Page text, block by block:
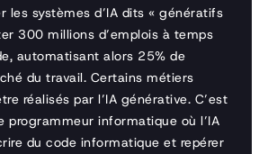
les systèmes d’IA dits « génératifs
300 millions d’emplois à temps
automatisant alors 25% de
du travail. Certains métiers
réalisés par l’IA générative. C’est
programmeur informatique où l’IA
du code informatique et repérer